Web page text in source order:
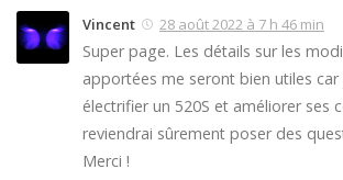
Vincent 28 août 2022 à 7 h 46 min
Super page. Les détails sur les
apportées me seront bien utiles
électrifier un 520S et améliorer ses
reviendrai sûrement poser des
Merci !